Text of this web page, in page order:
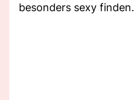
besonders sexy finden.